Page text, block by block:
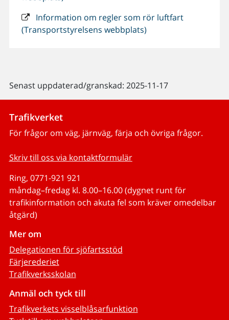
Information om regler som rör luftfart
(Transportstyrelsens webbplats)
Senast uppdaterad/granskad: 2025-11-17
Trafikverket
För frågor om väg, järnväg, färja och övriga frågor.
Skriv till oss via kontaktformulär
Ring, 0771-921 921
måndag–fredag kl. 8.00–16.00 (dygnet runt för
trafikinformation och akuta fel som kräver omedelbar
åtgärd)
Mer om
Delegationen för sjöfartsstöd
Färjerederiet
Trafikverksskolan
Anmäl och tyck till
Trafikverkets visselblåsarfunktion